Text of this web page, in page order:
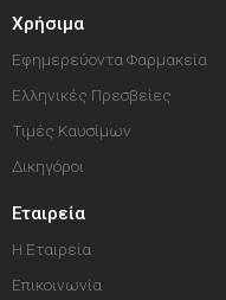
Χρήσιμα
Εφημερεύοντα Φαρμακεία
Ελληνικές Πρεσβείες
Τιμές Καυσίμων
Δικηγόροι
Εταιρεία
Η Εταιρεία
Επικοινωνία